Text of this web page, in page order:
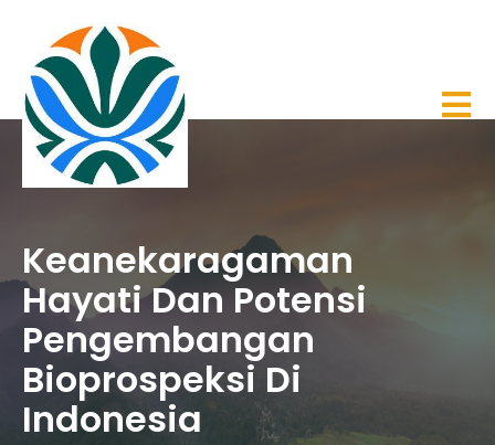
Keanekaragaman
Hayati Dan Potensi
Pengembangan
Bioprospeksi Di
Indonesia